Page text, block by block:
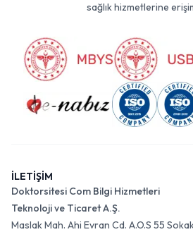
sağlık hizmetlerine
İLETİŞİM
Doktorsitesi Com Bilgi Hizmetleri
Teknoloji ve Ticaret A.Ş.
Maslak Mah. Ahi Evran Cd. A.O.S 55